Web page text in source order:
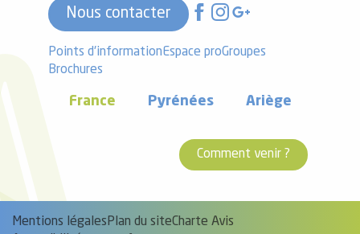
Nous contacter
Points d'informationEspace proGroupes
Brochures
France Pyrénées Ariège
Comment venir ?
Mentions légalesPlan du siteCharte Avis